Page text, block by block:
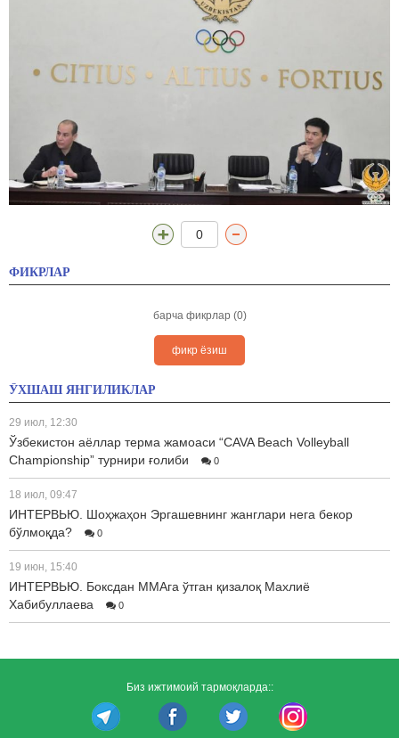
0
ФИКРЛАР
барча фикрлар (0)
фикр ёзиш
ЎХШАШ ЯНГИЛИКЛАР
29 июл, 12:30
Ўзбекистон аёллар терма жамоаси “CAVA Beach Volleyball
Championship” турнири ғолиби
0
18 июл, 09:47
ИНТЕРВЬЮ. Шоҳжаҳон Эргашевнинг жанглари нега бекор
бўлмоқда?
0
19 июн, 15:40
ИНТЕРВЬЮ. Боксдан ММАга ўтган қизалоқ Махлиё
Хабибуллаева
0
Биз ижтимоий тармоқларда::